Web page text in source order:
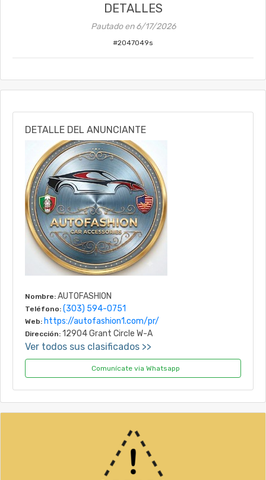
DETALLES
Pautado en6/17/2026
#2047049s
DETALLE DEL ANUNCIANTE
Nombre: AUTOFASHION
Teléfono: (303) 594-0751
Web: https://autofashion1.com/pr/
Dirección: 12904 Grant Circle W-A
Ver todos sus clasificados >>
Comunícate via Whatsapp